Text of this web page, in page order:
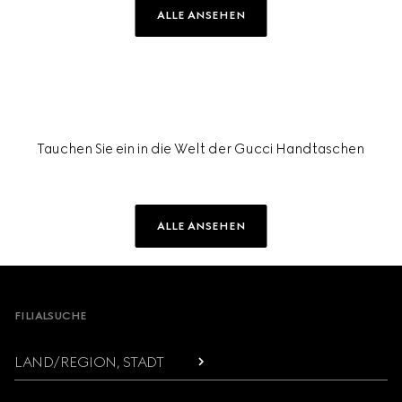
ALLE ANSEHEN
Tauchen Sie ein in die Welt der Gucci Handtaschen
ALLE ANSEHEN
Footer
FILIALSUCHE
LAND/REGION, STADT